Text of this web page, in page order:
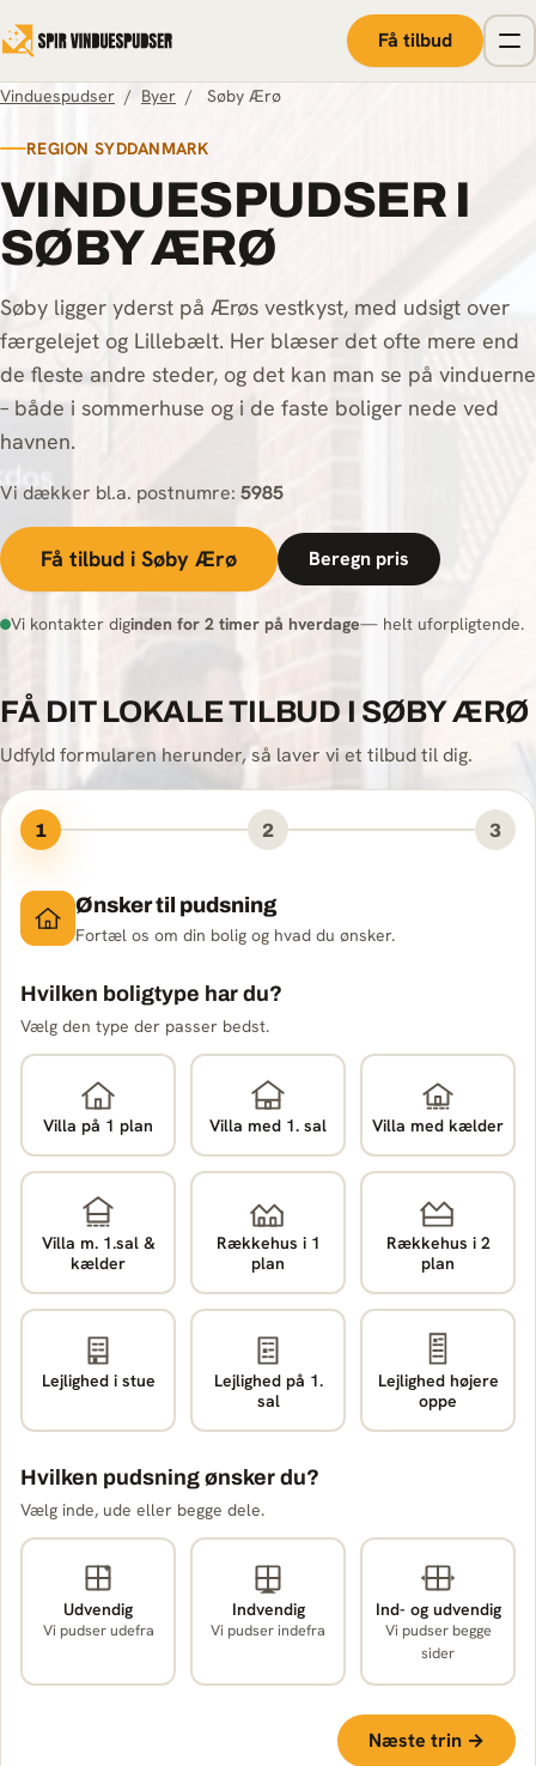
Få tilbud
Vinduespudser / Byer / Søby Ærø
REGION SYDDANMARK
VINDUESPUDSER I
SØBY ÆRØ
Søby ligger yderst på Ærøs vestkyst, med udsigt over
færgelejet og Lillebælt. Her blæser det ofte mere end
de fleste andre steder, og det kan man se på vinduerne
– både i sommerhuse og i de faste boliger nede ved
havnen.
Vi dækker bl.a. postnumre: 5985
Få tilbud i Søby Ærø Beregn pris
Vi kontakter diginden for 2 timer på hverdage— helt uforpligtende.
FÅ DIT LOKALE TILBUD I SØBY ÆRØ
Udfyld formularen herunder, så laver vi et tilbud til dig.
1 2 3
Ønsker til pudsning
Fortæl os om din bolig og hvad du ønsker.
Hvilken boligtype har du?
Vælg den type der passer bedst.
Villa på 1 plan Villa med 1. sal Villa med kælder
Villa m. 1.sal &
kælder
Rækkehus i 1
plan
Rækkehus i 2
plan
Lejlighed i stue
Lejlighed på 1.
sal
Lejlighed højere
oppe
Hvilken pudsning ønsker du?
Vælg inde, ude eller begge dele.
Udvendig
Vi pudser udefra
Indvendig
Vi pudser indefra
Ind- og udvendig
Vi pudser begge
sider
Næste trin →